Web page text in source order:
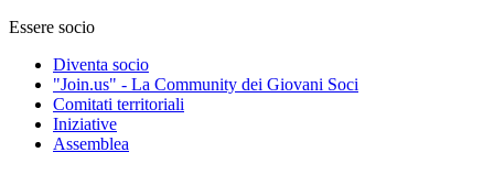
Essere socio
Diventa socio
"Join.us" - La Community dei Giovani Soci
Comitati territoriali
Iniziative
Assemblea